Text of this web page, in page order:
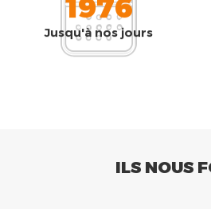
Jusqu'à nos jours
ILS NOUS